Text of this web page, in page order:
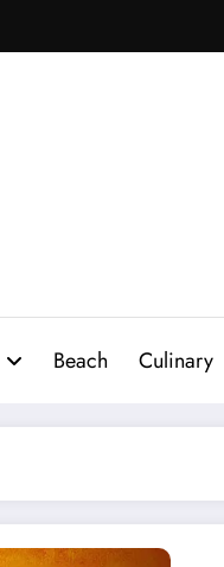
Beach Culinary